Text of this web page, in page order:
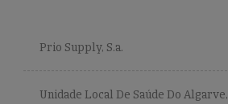
Prio Supply, S.a.
Unidade Local De Saúde Do Algarve,